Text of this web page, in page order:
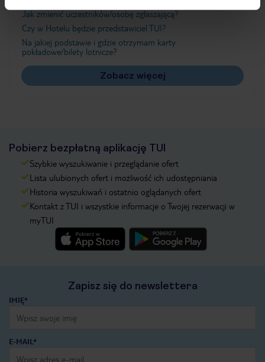
Jak zmienić uczestników/osobę zgłaszającą?
Czy w Hotelu będzie przedstawiciel TUI?
Na jakiej podstawie i gdzie otrzymam karty
pokładowe/bilety lotnicze?
Zobacz więcej
Pobierz bezpłatną aplikację TUI
Szybkie wyszukiwanie i przeglądanie ofert
Lista ulubionych ofert i możliwość ich udostępniania
Historia wyszukiwań i ostatnio oglądanych ofert
Kontakt z TUI i wszystkie informacje o Twojej rezerwacji w
myTUI
Zapisz się do newslettera
IMIĘ*
E-MAIL*